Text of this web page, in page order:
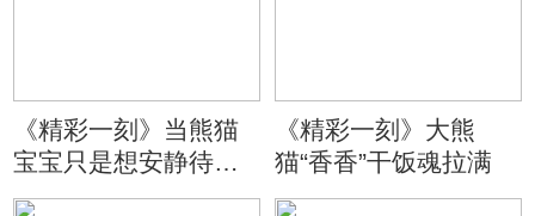
《精彩一刻》当熊猫
宝宝只是想安静待会
儿
《精彩一刻》大熊
猫“香香”干饭魂拉满